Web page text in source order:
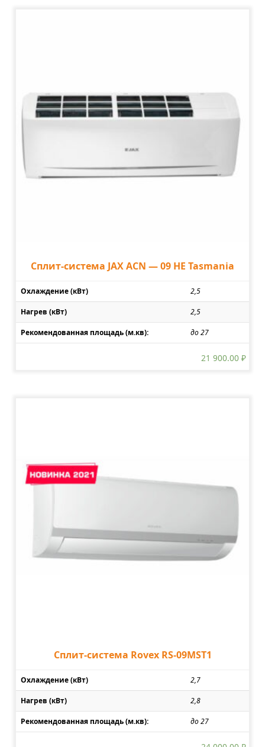
Сплит-система JAX ACN — 09 HE Tasmania
Охлаждение (кВт) 2,5
Нагрев (кВт) 2,5
Рекомендованная площадь (м.кв): до 27
21 900.00 ₽
Сплит-система Rovex RS-09MST1
Охлаждение (кВт) 2,7
Нагрев (кВт) 2,8
Рекомендованная площадь (м.кв): до 27